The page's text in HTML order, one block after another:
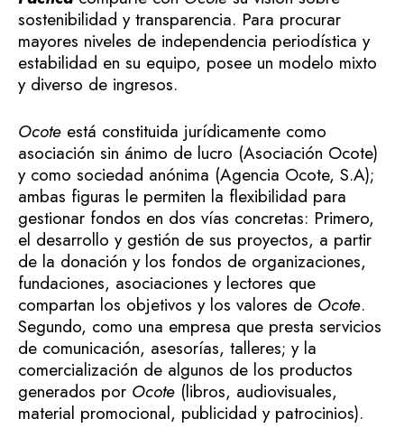
sostenibilidad y transparencia. Para procurar
mayores niveles de independencia periodística y
estabilidad en su equipo, posee un modelo mixto
y diverso de ingresos.
Ocote está constituida jurídicamente como
asociación sin ánimo de lucro (Asociación Ocote)
y como sociedad anónima (Agencia Ocote, S.A);
ambas figuras le permiten la flexibilidad para
gestionar fondos en dos vías concretas: Primero,
el desarrollo y gestión de sus proyectos, a partir
de la donación y los fondos de organizaciones,
fundaciones, asociaciones y lectores que
compartan los objetivos y los valores de Ocote.
Segundo, como una empresa que presta servicios
de comunicación, asesorías, talleres; y la
comercialización de algunos de los productos
generados por Ocote (libros, audiovisuales,
material promocional, publicidad y patrocinios).